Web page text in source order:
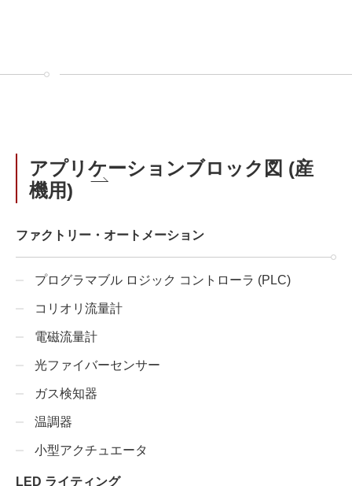
アプリケーションブロック図 (産
機用)
ファクトリー・オートメーション
プログラマブル ロジック コントローラ (PLC)
コリオリ流量計
電磁流量計
光ファイバーセンサー
ガス検知器
温調器
小型アクチュエータ
LED ライティング